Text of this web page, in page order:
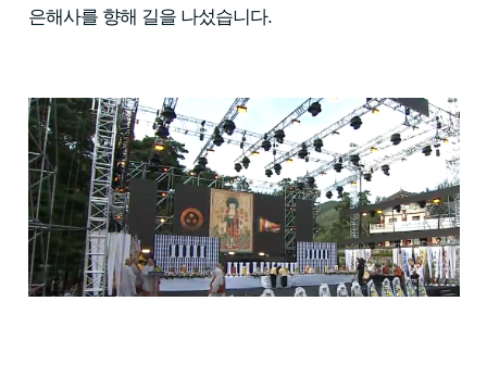
은해사를 향해 길을 나섰습니다.